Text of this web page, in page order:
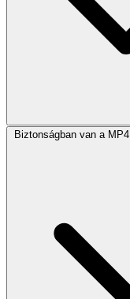
Biztonságban van a